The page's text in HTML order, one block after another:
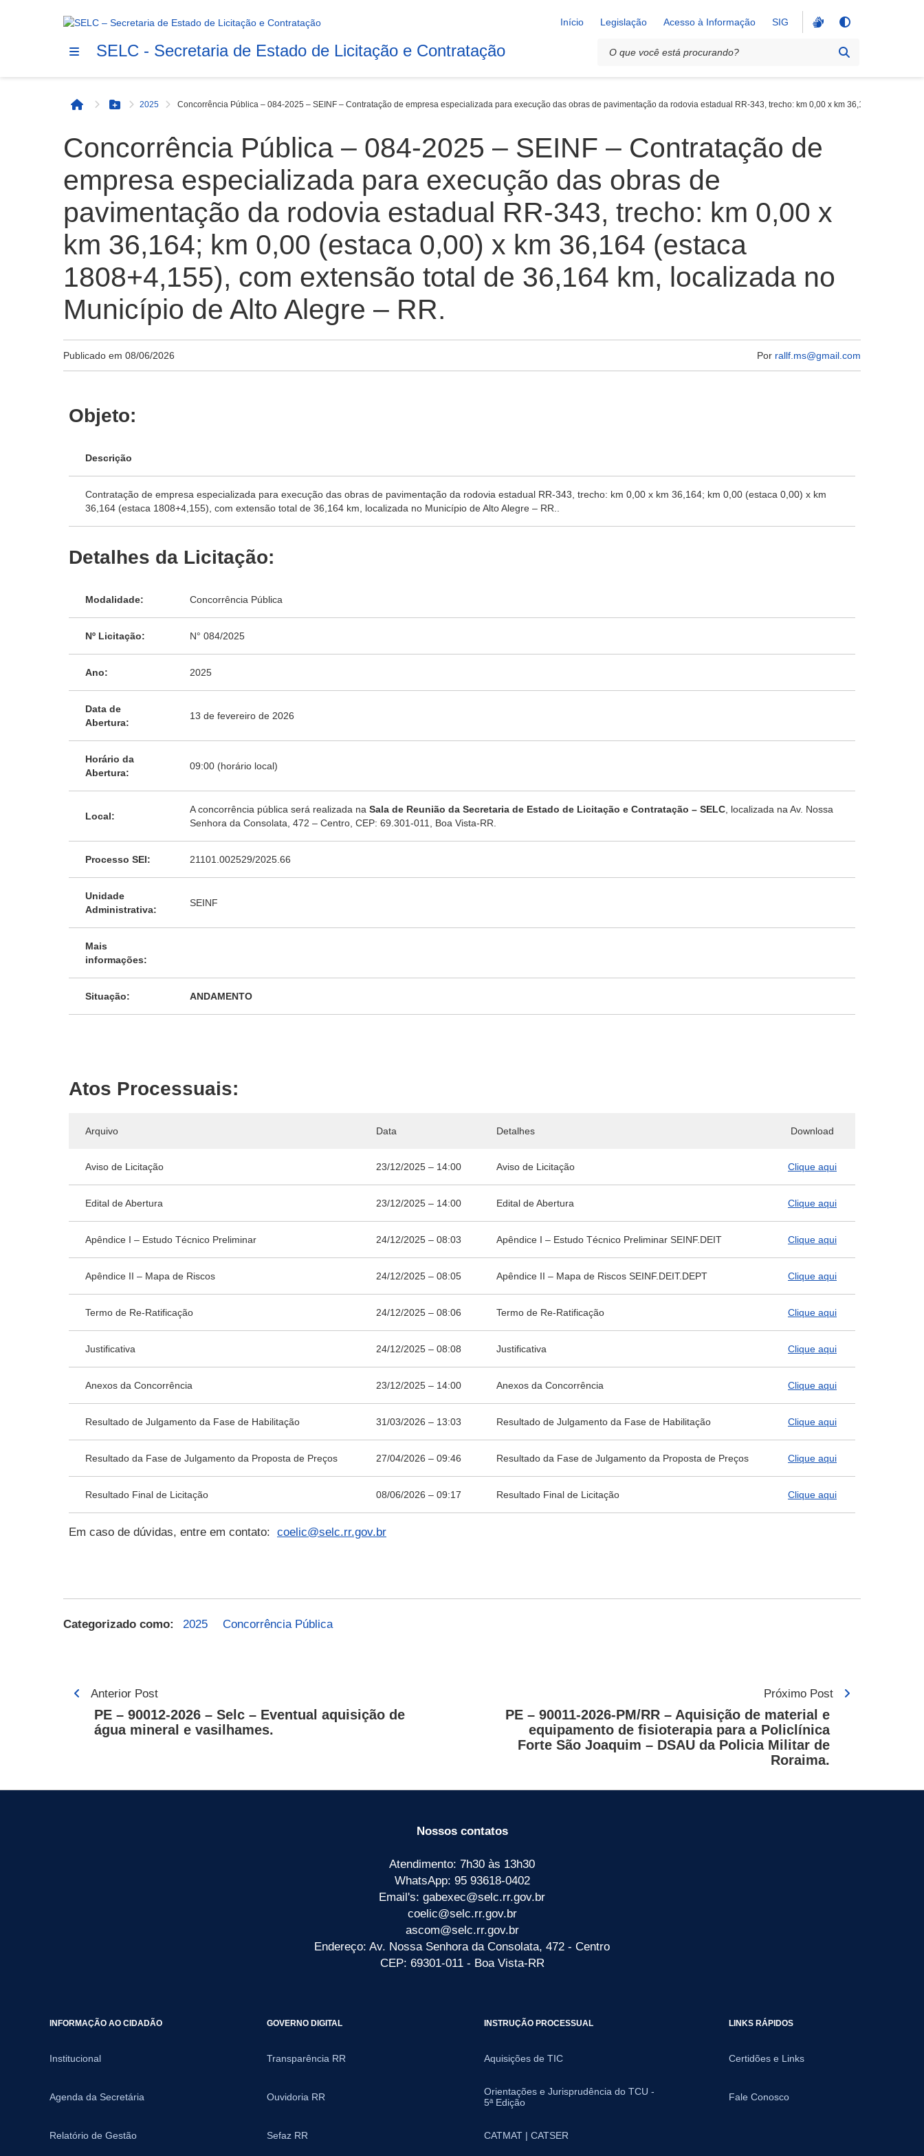
Início Legislação Acesso à Informação SIG
SELC - Secretaria de Estado de Licitação e Contratação
Início Botão Menu
2025 Concorrência Pública – 084-2025 – SEINF – Contratação de empresa especializada para execução das obras de pavimentação da rodovia estadual RR-343​, trecho​: km 0,00 x km 36,164; km 0,00
Concorrência Pública – 084-2025 – SEINF – Contratação de
empresa especializada para execução das obras de
pavimentação da rodovia estadual RR-343​, trecho​: km 0,00 x
km 36,164; km 0,00 (estaca 0,00) x km 36,164 (estaca
1808+4,155), com extensão total de 36,164 km, localizada no
Município de Alto Alegre – RR.​
Publicado em 08/06/2026 Por rallf.ms@gmail.com
Objeto:
Descrição
Contratação de empresa especializada para execução das obras de pavimentação da rodovia estadual RR-343​, trecho​: km 0,00 x km 36,164; km 0,00 (estaca 0,00) x km
36,164 (estaca 1808+4,155), com extensão total de 36,164 km, localizada no Município de Alto Alegre – RR..
Detalhes da Licitação:
Modalidade: Concorrência Pública
Nº Licitação: N° 084/2025
Ano: 2025
Data de
Abertura:
13 de fevereiro de 2026
Horário da
Abertura:
09:00 (horário local)
Local:
A concorrência pública será realizada na Sala de Reunião da Secretaria de Estado de Licitação e Contratação – SELC , localizada na Av. Nossa
Senhora da Consolata, 472 – Centro, CEP: 69.301-011, Boa Vista-RR.
Processo SEI: 21101.002529/2025.66
Unidade
Administrativa:
SEINF
Mais
informações:
Situação: ANDAMENTO
Atos Processuais:
Arquivo Data Detalhes Download
Aviso de Licitação 23/12/2025 – 14:00 Aviso de Licitação Clique aqui
Edital de Abertura 23/12/2025 – 14:00 Edital de Abertura Clique aqui
Apêndice I – Estudo Técnico Preliminar 24/12/2025 – 08:03 Apêndice I – Estudo Técnico Preliminar SEINF.DEIT Clique aqui
Apêndice II – Mapa de Riscos 24/12/2025 – 08:05 Apêndice II – Mapa de Riscos SEINF.DEIT.DEPT Clique aqui
Termo de Re-Ratificação 24/12/2025 – 08:06 Termo de Re-Ratificação Clique aqui
Justificativa 24/12/2025 – 08:08 Justificativa Clique aqui
Anexos da Concorrência 23/12/2025 – 14:00 Anexos da Concorrência Clique aqui
Resultado de Julgamento da Fase de Habilitação 31/03/2026 – 13:03 Resultado de Julgamento da Fase de Habilitação Clique aqui
Resultado da Fase de Julgamento da Proposta de Preços 27/04/2026 – 09:46 Resultado da Fase de Julgamento da Proposta de Preços Clique aqui
Resultado Final de Licitação 08/06/2026 – 09:17 Resultado Final de Licitação Clique aqui
Em caso de dúvidas, entre em contato: coelic@selc.rr.gov.br
Categorizado como: 2025 Concorrência Pública
Navegação
Post
Anterior Post
PE – 90012-2026 – Selc – Eventual aquisição de
água mineral e vasilhames.
Próximo Post
PE – 90011-2026-PM/RR – Aquisição de material e
equipamento de fisioterapia para a Policlínica
Forte São Joaquim – DSAU da Policia Militar de
Roraima.
Nossos contatos
Atendimento: 7h30 às 13h30
WhatsApp: 95 93618-0402
Email's: gabexec@selc.rr.gov.br
coelic@selc.rr.gov.br
ascom@selc.rr.gov.br
Endereço: Av. Nossa Senhora da Consolata, 472 - Centro
CEP: 69301-011 - Boa Vista-RR
INFORMAÇÃO AO CIDADÃO
Institucional
Agenda da Secretária
Relatório de Gestão
GOVERNO DIGITAL
Transparência RR
Ouvidoria RR
Sefaz RR
INSTRUÇÃO PROCESSUAL
Aquisições de TIC
Orientações e Jurisprudência do TCU -
5ª Edição
CATMAT | CATSER
LINKS RÁPIDOS
Certidões e Links
Fale Conosco